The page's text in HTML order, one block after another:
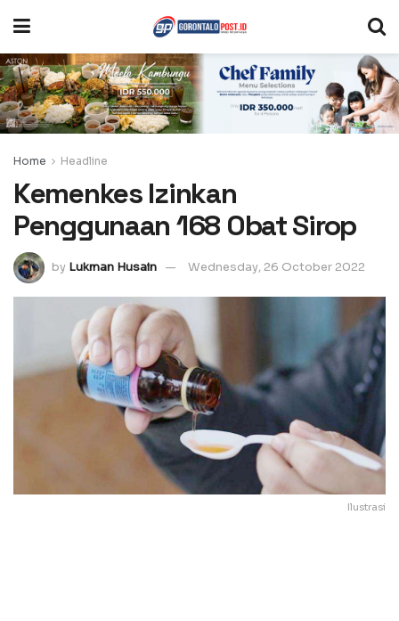
Home Headline
Kemenkes Izinkan
Penggunaan 168 Obat Sirop
by Lukman Husain Wednesday, 26 October 2022
Ilustrasi